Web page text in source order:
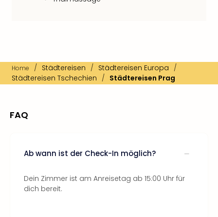
Home / Städtereisen / Städtereisen Europa /
Städtereisen Tschechien / Städtereisen Prag
FAQ
Ab wann ist der Check-In möglich?
Dein Zimmer ist am Anreisetag ab 15:00 Uhr für
dich bereit.